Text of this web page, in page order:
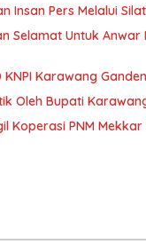
Insan Pers Melalui
Selamat Untuk Anwar
Karawang
Oleh Bupati
Koperasi PNM